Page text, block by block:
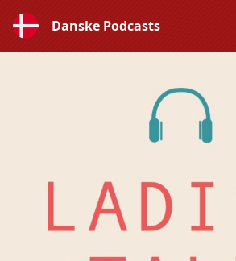
Danske Podcasts